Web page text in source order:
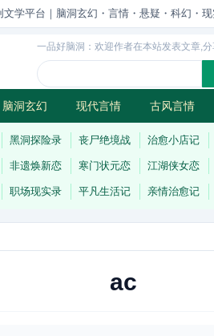
文学平台｜脑洞玄幻・言情・悬疑・科幻・
一品好脑洞：欢迎作者在本站发表文章,
脑洞玄幻 现代言情 古风言情
灵异志怪 连载
黑洞探险录 丧尸绝境战 治愈小店记
非遗焕新恋 寒门状元恋 江湖侠女恋
职场现实录 平凡生活记 亲情治愈记
ac